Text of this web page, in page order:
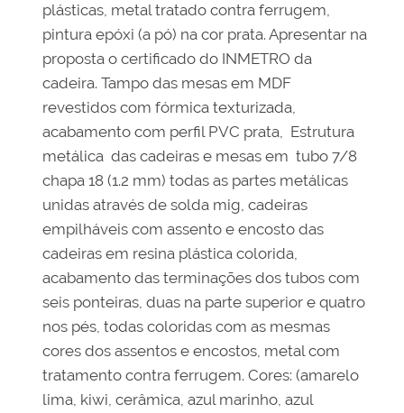
plásticas, metal tratado contra ferrugem,
pintura epóxi (a pó) na cor prata. Apresentar na
proposta o certificado do INMETRO da
cadeira. Tampo das mesas em MDF
revestidos com fórmica texturizada,
acabamento com perfil PVC prata, Estrutura
metálica das cadeiras e mesas em tubo 7/8
chapa 18 (1.2 mm) todas as partes metálicas
unidas através de solda mig, cadeiras
empilháveis com assento e encosto das
cadeiras em resina plástica colorida,
acabamento das terminações dos tubos com
seis ponteiras, duas na parte superior e quatro
nos pés, todas coloridas com as mesmas
cores dos assentos e encostos, metal com
tratamento contra ferrugem. Cores: (amarelo
lima, kiwi, cerâmica, azul marinho, azul